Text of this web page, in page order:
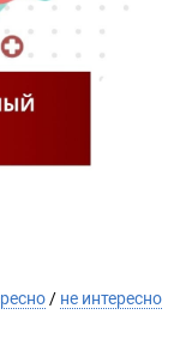
/ не интересно